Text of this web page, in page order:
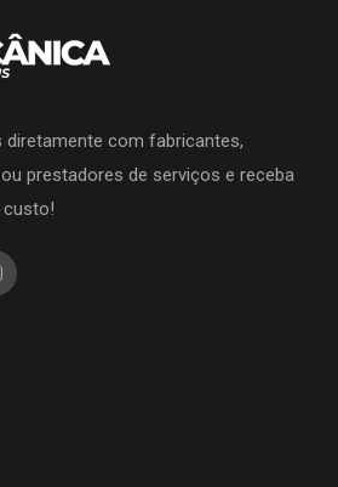
diretamente com fabricantes,
prestadores de serviços e receba